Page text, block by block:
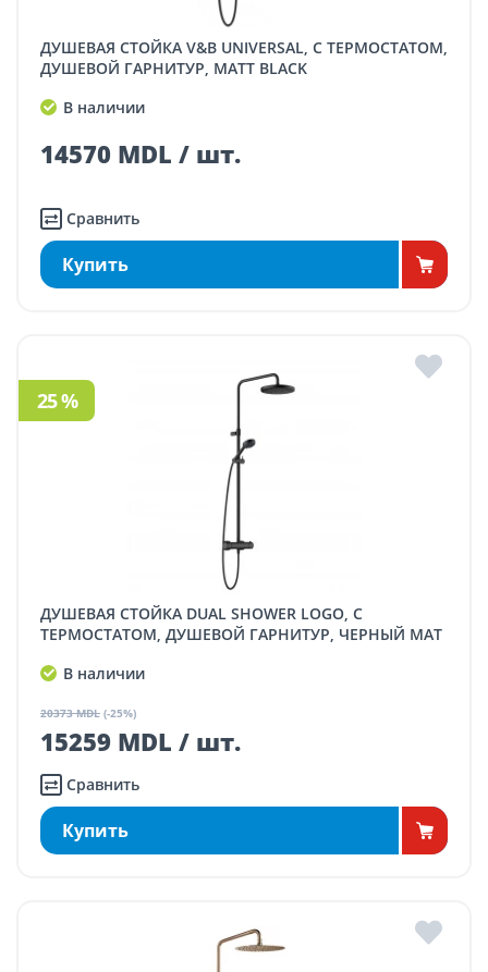
ДУШЕВАЯ СТОЙКА V&B UNIVERSAL, С ТЕРМОСТАТОМ,
ДУШЕВОЙ ГАРНИТУР, MATT BLACK
В наличии
14570 MDL / шт.
Сравнить
Купить
ДУШЕВАЯ СТОЙКА DUAL SHOWER LOGO, С
ТЕРМОСТАТОМ, ДУШЕВОЙ ГАРНИТУР, ЧЕРНЫЙ МАТ
В наличии
20373 MDL (-25%)
15259 MDL / шт.
25 %
Сравнить
Купить